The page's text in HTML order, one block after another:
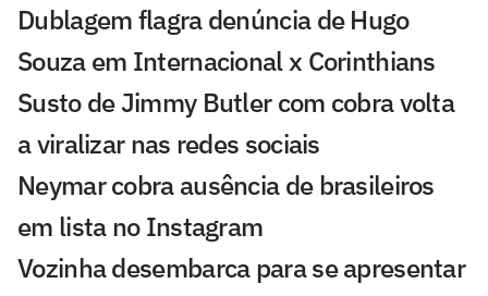
Dublagem flagra denúncia de Hugo
Souza em Internacional x Corinthians
Susto de Jimmy Butler com cobra volta
a viralizar nas redes sociais
Neymar cobra ausência de brasileiros
em lista no Instagram
Vozinha desembarca para se apresentar